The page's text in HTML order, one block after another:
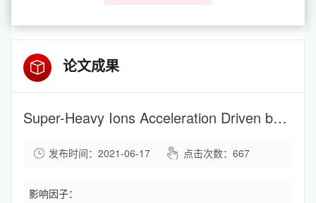
论文成果
Super-Heavy Ions Acceleration Driven by Ultrashort Laser Pulses at Ultrahigh Intensity
发布时间：2021-06-17 点击次数： 667
影响因子：